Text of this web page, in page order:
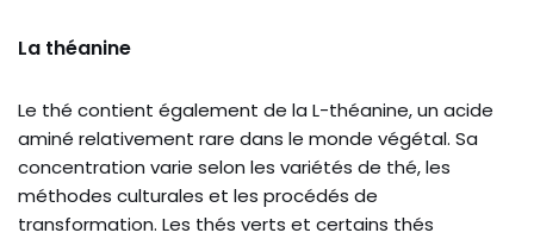
La théanine
Le thé contient également de la L-théanine, un acide
aminé relativement rare dans le monde végétal. Sa
concentration varie selon les variétés de thé, les
méthodes culturales et les procédés de
transformation. Les thés verts et certains thés